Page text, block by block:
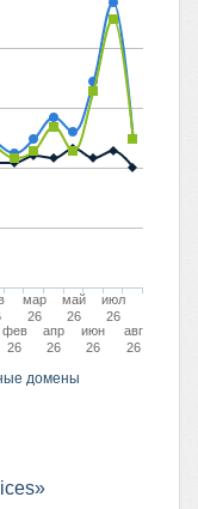
домены
фев
26
мар
26
апр
26
май
26
июн
26
июл
26
авг
26